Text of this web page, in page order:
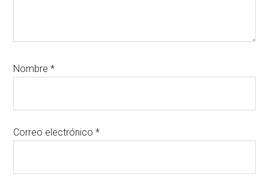
Nombre*
Correo electrónico*